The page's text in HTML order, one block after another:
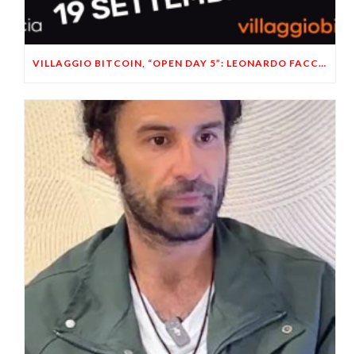
VILLAGGIO BITCOIN, “OPEN DAY 5”: LEONARDO FACCO OSPITE A BRESCIA